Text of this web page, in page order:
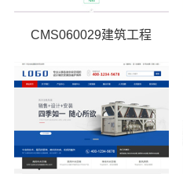
CMS060029建筑工程